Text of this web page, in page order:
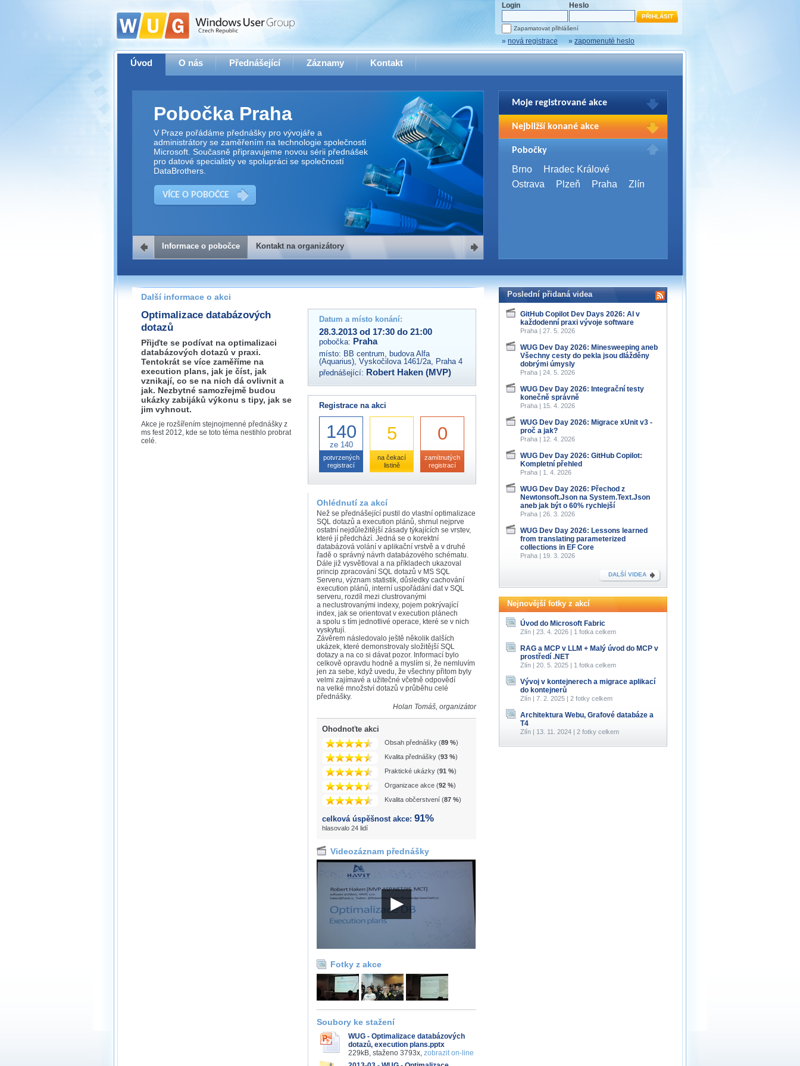
Login Heslo
Zapamatovat přihlášení
» nová registrace » zapomenuté heslo
Úvod O nás Přednášející Záznamy Kontakt
Pobočka Praha
V Praze pořádáme přednášky pro vývojáře a
administrátory se zaměřením na technologie společnosti
Microsoft. Současně připravujeme novou sérii přednášek
pro datové specialisty ve spolupráci se společností
DataBrothers.
VÍCE O POBOČCE
Kontakt na organizátory
Pokud máte jakýkoliv dotaz na organizátory této akce,
prosím neváhejte nás kontaktovat na e-mailu:
praha@wug.cz
Informace o pobočce Kontakt na organizátory
Moje registrované akce
Pro zobrazení Vašich registrací na akce
se prosím přihlašte.
Nejbližší konané akce
WUG Days 2026
4. 9. 2026,Brno
SQL Server Bootcamp 2026
Pobočky
Brno
Hradec Králové
Ostrava
Plzeň Praha Zlín
Další informace o akci
Optimalizace databázových
dotazů
Přijďte se podívat na optimalizaci
databázových dotazů v praxi.
Tentokrát se více zaměříme na
execution plans, jak je číst, jak
vznikají, co se na nich dá ovlivnit a
jak. Nezbytné samozřejmě budou
ukázky zabijáků výkonu s tipy, jak se
jim vyhnout.
Akce je rozšířením stejnojmenné přednášky z
ms fest 2012, kde se toto téma nestihlo probrat
celé.
Datum a místo konání:
28.3.2013 od 17:30 do 21:00
pobočka: Praha
místo: BB centrum, budova Alfa
(Aquarius), Vyskočilova 1461/2a, Praha 4
přednášející: Robert Haken (MVP)
Registrace na akci
140
ze 140
potvrzených
registrací
5
na čekací
listině
0
zamítnutých
registrací
Ohlédnutí za akcí
Než se přednášející pustil do vlastní optimalizace
SQL dotazů a execution plánů, shrnul nejprve
ostatní nejdůležitější zásady týkajících se vrstev,
které jí předchází. Jedná se o korektní
databázová volání v aplikační vrstvě a v druhé
řadě o správný návrh databázového schématu.
Dále již vysvětloval a na příkladech ukazoval
princip zpracování SQL dotazů v MS SQL
Serveru, význam statistik, důsledky cachování
execution plánů, interní uspořádání dat v SQL
serveru, rozdíl mezi clustrovanými
a neclustrovanými indexy, pojem pokrývající
index, jak se orientovat v execution plánech
a spolu s tím jednotlivé operace, které se v nich
vyskytují.
Závěrem následovalo ještě několik dalších
ukázek, které demonstrovaly složitější SQL
dotazy a na co si dávat pozor. Informací bylo
celkově opravdu hodně a myslím si, že nemluvím
jen za sebe, když uvedu, že všechny přitom byly
velmi zajímavé a užitečné včetně odpovědí
na velké množství dotazů v průběhu celé
přednášky.
Holan Tomáš, organizátor
Ohodnoťte akci
Obsah přednášky (89 %)
Kvalita přednášky (93 %)
Praktické ukázky (91 %)
Organizace akce (92 %)
Kvalita občerstvení (87 %)
celková úspěšnost akce: 91%
hlasovalo 24 lidí
Videozáznam přednášky
Fotky z akce
Soubory ke stažení
WUG - Optimalizace databázových
dotazů, execution plans.pptx
229kB, staženo 3793x, zobrazit on-line
Poslední přidaná videa
GitHub Copilot Dev Days 2026: AI v
každodenní praxi vývoje software
Praha | 27. 5. 2026
WUG Dev Day 2026: Minesweeping aneb
Všechny cesty do pekla jsou dlážděny
dobrými úmysly
Praha | 24. 5. 2026
WUG Dev Day 2026: Integrační testy
konečně správně
Praha | 15. 4. 2026
WUG Dev Day 2026: Migrace xUnit v3 -
proč a jak?
Praha | 12. 4. 2026
WUG Dev Day 2026: GitHub Copilot:
Kompletní přehled
Praha | 1. 4. 2026
WUG Dev Day 2026: Přechod z
Newtonsoft.Json na System.Text.Json
aneb jak být o 60% rychlejší
Praha | 26. 3. 2026
WUG Dev Day 2026: Lessons learned
from translating parameterized
collections in EF Core
Praha | 19. 3. 2026
DALŠÍ VIDEA
Nejnovější fotky z akcí
Úvod do Microsoft Fabric
Zlín | 23. 4. 2026 | 1 fotka celkem
RAG a MCP v LLM + Malý úvod do MCP v
prostředí .NET
Zlín | 20. 5. 2025 | 1 fotka celkem
Vývoj v kontejnerech a migrace aplikací
do kontejnerů
Zlín | 7. 2. 2025 | 2 fotky celkem
Architektura Webu, Grafové databáze a
T4
Zlín | 13. 11. 2024 | 2 fotky celkem